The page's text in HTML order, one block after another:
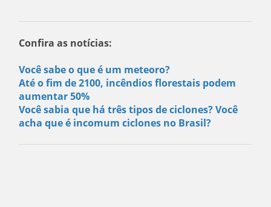
Confira as notícias:
Você sabe o que é um meteoro?
Até o fim de 2100, incêndios florestais podem
aumentar 50%
Você sabia que há três tipos de ciclones? Você
acha que é incomum ciclones no Brasil?